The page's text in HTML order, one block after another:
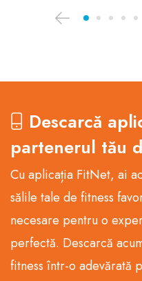
Descarcă
partenerul tău
Cu aplicația FitNet, ai
sălile tale de fitness
necesare pentru o
perfectă. Descarcă
fitness într-o adevărată